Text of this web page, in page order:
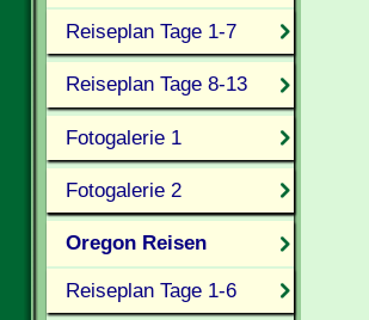
Reiseplan Tage 1-7
Reiseplan Tage 8-13
Fotogalerie 1
Fotogalerie 2
Oregon Reisen
Reiseplan Tage 1-6